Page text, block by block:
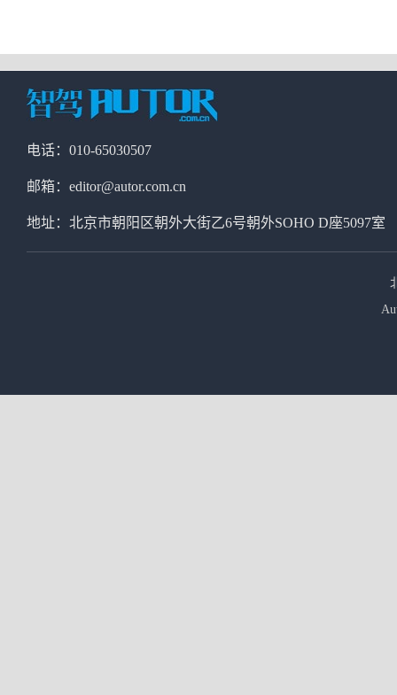
电话：010-65030507
邮箱：editor@autor.com.cn
地址：北京市朝阳区朝外大街乙6号朝外SOHO D座5097室